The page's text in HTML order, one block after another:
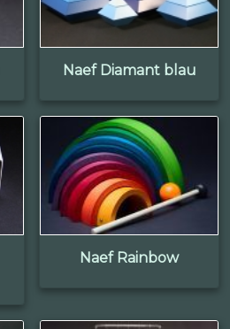
Naef Diamant blau
Naef Rainbow